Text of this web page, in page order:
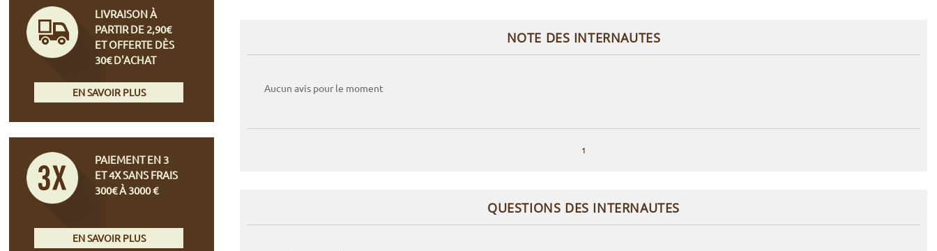
NOTE DES INTERNAUTES
Aucun avis pour le moment
1
QUESTIONS DES INTERNAUTES
LIVRAISON À
PARTIR DE 2,90€
ET OFFERTE DÈS
30€ D'ACHAT
EN SAVOIR PLUS
PAIEMENT EN 3
ET 4X SANS FRAIS
300€ À 3000 €
EN SAVOIR PLUS